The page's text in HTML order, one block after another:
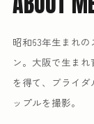
昭和63年生まれ
ン。大阪で生ま
を得て、ブライ
ップルを撮影。